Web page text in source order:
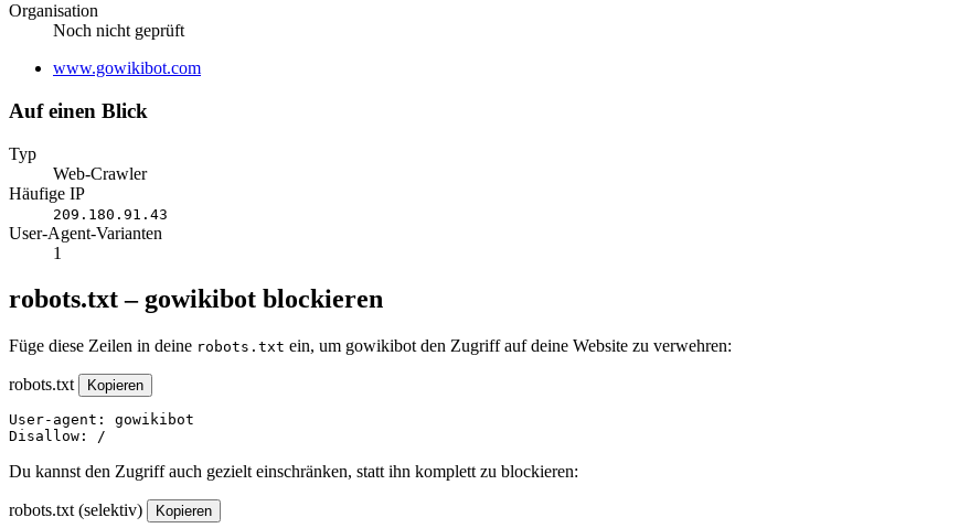
Organisation
Noch nicht geprüft
Website
www.gowikibot.com
Auf einen Blick
Typ
Web-Crawler
Häufige IP
209.180.91.43
User-Agent-Varianten
1
robots.txt – gowikibot blockieren
Füge diese Zeilen in deine robots.txt ein, um gowikibot den Zugriff auf deine Website zu verwehren:
robots.txt Kopieren
User-agent: gowikibot
Disallow: /
Du kannst den Zugriff auch gezielt einschränken, statt ihn komplett zu blockieren:
robots.txt (selektiv) Kopieren